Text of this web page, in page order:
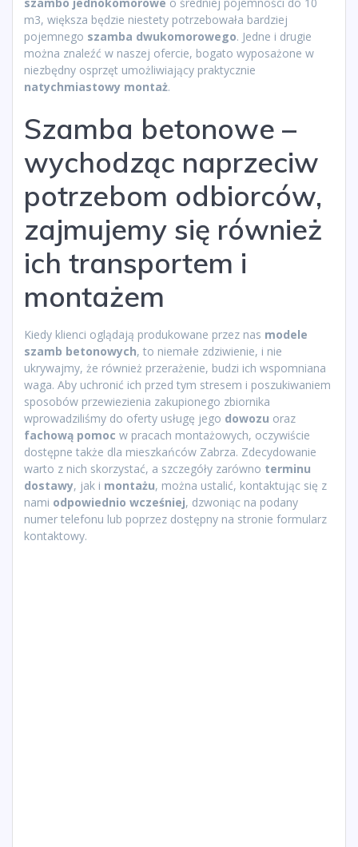
m3, większa będzie niestety potrzebowała bardziej
pojemnego szamba dwukomorowego. Jedne i drugie
można znaleźć w naszej ofercie, bogato wyposażone w
niezbędny osprzęt umożliwiający praktycznie
natychmiastowy montaż.
Szamba betonowe –
wychodząc naprzeciw
potrzebom odbiorców,
zajmujemy się również
ich transportem i
montażem
Kiedy klienci oglądają produkowane przez nas modele
szamb betonowych, to niemałe zdziwienie, i nie
ukrywajmy, że również przerażenie, budzi ich wspomniana
waga. Aby uchronić ich przed tym stresem i poszukiwaniem
sposobów przewiezienia zakupionego zbiornika
wprowadziliśmy do oferty usługę jego dowozu oraz
fachową pomoc w pracach montażowych, oczywiście
dostępne także dla mieszkańców Zabrza. Zdecydowanie
warto z nich skorzystać, a szczegóły zarówno terminu
dostawy, jak i montażu, można ustalić, kontaktując się z
nami odpowiednio wcześniej, dzwoniąc na podany
numer telefonu lub poprzez dostępny na stronie formularz
kontaktowy.